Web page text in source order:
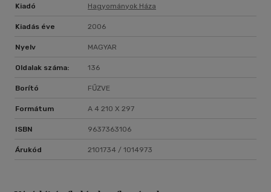
Kiadó Hagyományok Háza
Kiadás éve 2006
Nyelv MAGYAR
Oldalak száma: 136
Borító FŰZVE
Formátum A 4 210 X 297
ISBN 9637363106
Árukód 2101734 / 1014973